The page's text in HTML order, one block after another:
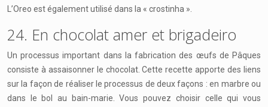
L’Oreo est également utilisé dans la « crostinha ».
24. En chocolat amer et brigadeiro
Un processus important dans la fabrication des œufs de Pâques
consiste à assaisonner le chocolat. Cette recette apporte des liens
sur la façon de réaliser le processus de deux façons : en marbre ou
dans le bol au bain-marie. Vous pouvez choisir celle qui vous